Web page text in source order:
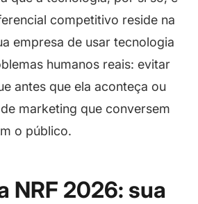
competitivo reside na
empresa de usar tecnologia
humanos reais: evitar
antes que ela aconteça ou
marketing que conversem
o público.
NRF 2026: sua